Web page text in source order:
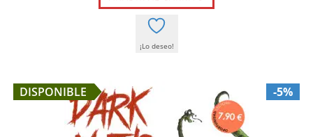
4,00 €. 3,80 €.
¡Lo deseo!
DISPONIBLE -5%